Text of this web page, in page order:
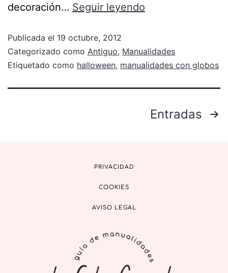
decoración… Seguir leyendo
Publicada el 19 octubre, 2012
Categorizado como Antiguo, Manualidades
Etiquetado como halloween, manualidades con globos
Entradas
PRIVACIDAD
COOKIES
AVISO LEGAL